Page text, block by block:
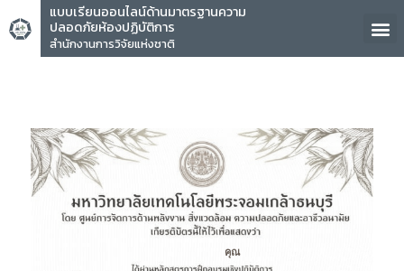
แบบเรียนออนไลน์ด้านมาตรฐานความ
ปลอดภัยห้องปฏิบัติการ
สำนักงานการวิจัยแห่งชาติ
คุณ